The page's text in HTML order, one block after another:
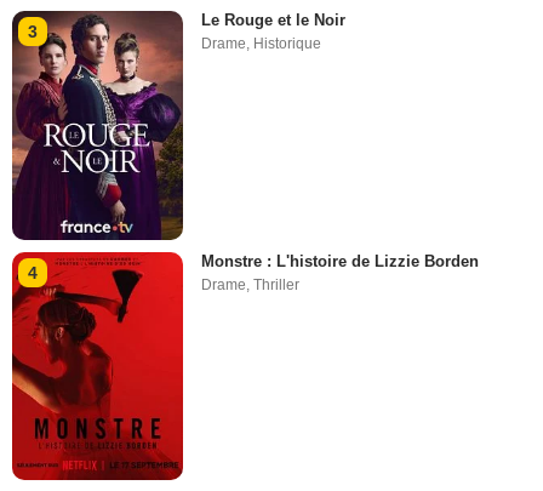
3
Le Rouge et le Noir
Drame, Historique
4
Monstre : L'histoire de Lizzie Borden
Drame ,Thriller